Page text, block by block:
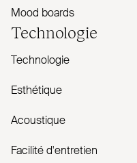
Mood boards
Technologie
Technologie
Esthétique
Acoustique
Facilité d'entretien